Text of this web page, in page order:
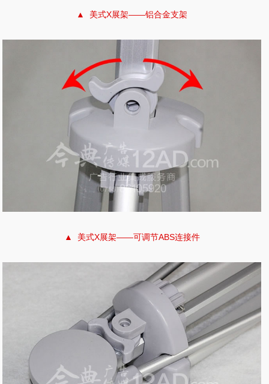
▲ 美式X展架——铝合金支架
▲ 美式X展架——可调节ABS连接件